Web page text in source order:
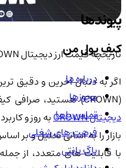
تاریخچه قیمت ارز دیجیتال CROWN
اگر به دنبال آخرین و دقیق
دیجیتال CROWN
به روز و
بازار را به آسانی تحلیل و بر
با قابلیت های متعدد، از
پیوندها
کیف پول من
درباره ما
مجوزها
تماس با ما
فرصت های شغلی
باگ بانتی